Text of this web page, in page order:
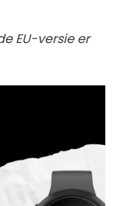
EU-versie er